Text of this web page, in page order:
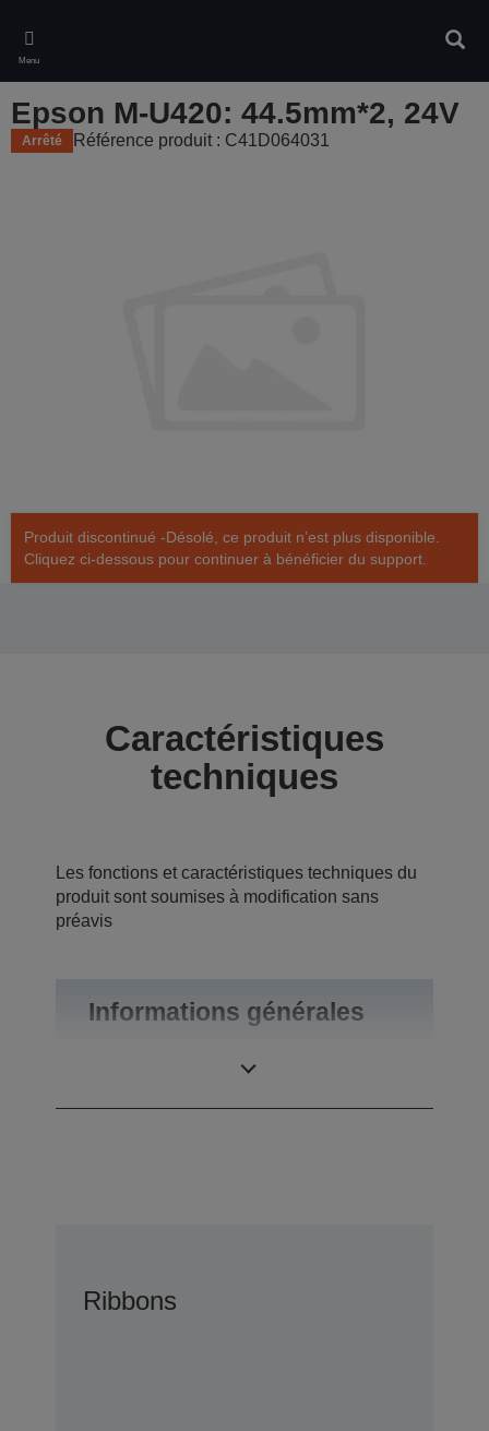
main
content
Menu
Epson M-U420: 44.5mm*2, 24V
Arrêté Référence produit : C41D064031
Produit discontinué -Désolé, ce produit n’est plus disponible.
Cliquez ci-dessous pour continuer à bénéficier du support.
Caractéristiques
techniques
Les fonctions et caractéristiques techniques du
produit sont soumises à modification sans
préavis
Informations générales
Ribbons